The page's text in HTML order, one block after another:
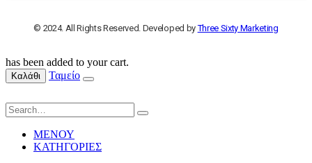
© 2024. All Rights Reserved. Developed byThree Sixty Marketing
has been added to your cart.
Καλάθι Ταμείο
ΜΕΝΟΥ
ΚΑΤΗΓΟΡΙΕΣ